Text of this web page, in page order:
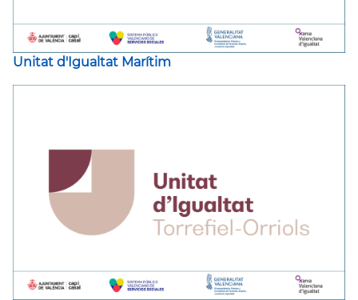
Unitat d'Igualtat Marítim